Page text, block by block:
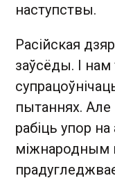
наступствы.
Расійская
заўсёды. І нам
пытаннях.
рабіць упор
міжнародным